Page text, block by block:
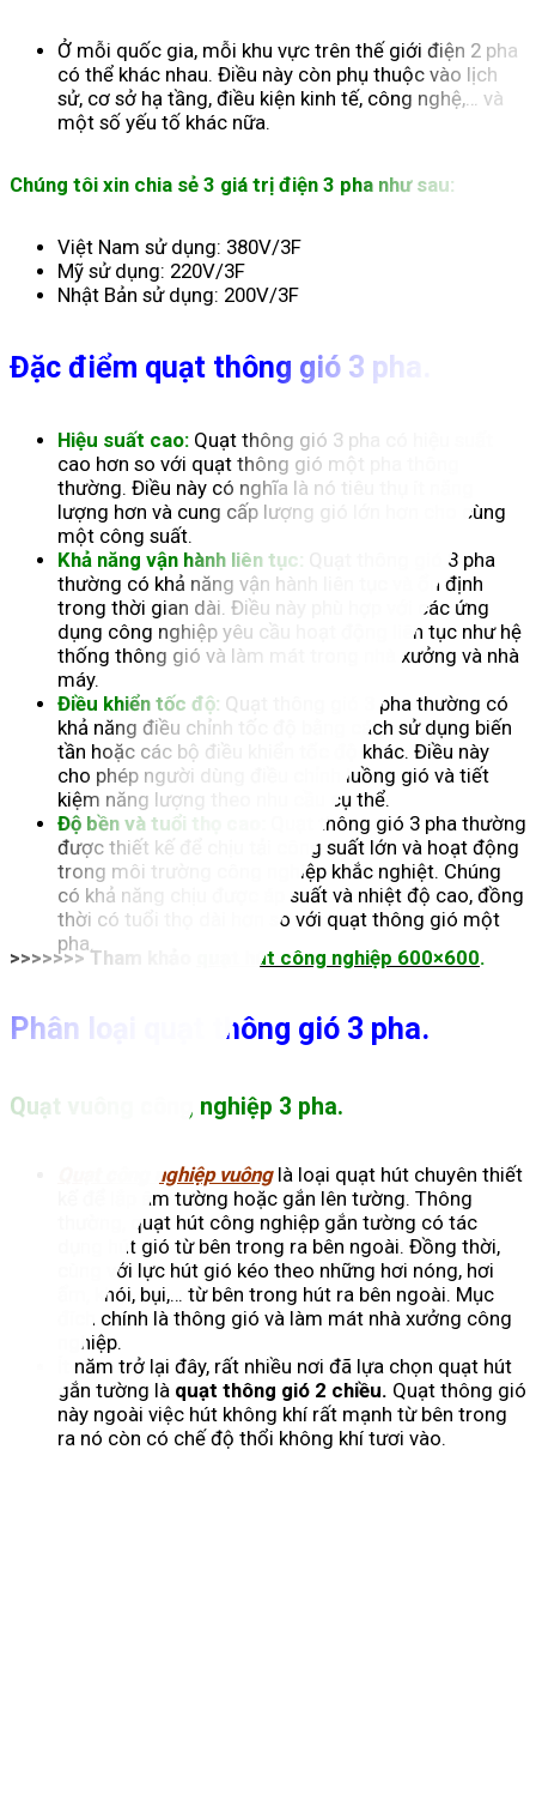
Ở mỗi quốc gia, mỗi khu vực trên thế giới điện 2 pha
có thể khác nhau. Điều này còn phụ thuộc vào lịch
sử, cơ sở hạ tầng, điều kiện kinh tế, công nghệ,… và
một số yếu tố khác nữa.
Chúng tôi xin chia sẻ 3 giá trị điện 3 pha như sau:
Việt Nam sử dụng: 380V/3F
Mỹ sử dụng: 220V/3F
Nhật Bản sử dụng: 200V/3F
Đặc điểm quạt thông gió 3 pha.
Hiệu suất cao: Quạt thông gió 3 pha có hiệu suất
cao hơn so với quạt thông gió một pha thông
thường. Điều này có nghĩa là nó tiêu thụ ít năng
lượng hơn và cung cấp lượng gió lớn hơn cho cùng
một công suất.
Khả năng vận hành liên tục: Quạt thông gió 3 pha
thường có khả năng vận hành liên tục và ổn định
trong thời gian dài. Điều này phù hợp với các ứng
dụng công nghiệp yêu cầu hoạt động liên tục như hệ
thống thông gió và làm mát trong nhà xưởng và nhà
máy.
Điều khiển tốc độ: Quạt thông gió 3 pha thường có
khả năng điều chỉnh tốc độ bằng cách sử dụng biến
tần hoặc các bộ điều khiển tốc độ khác. Điều này
cho phép người dùng điều chỉnh luồng gió và tiết
kiệm năng lượng theo nhu cầu cụ thể.
Độ bền và tuổi thọ cao:
Quạt thông gió 3 pha thường
được thiết kế để chịu tải công suất lớn và hoạt động
trong môi trường công nghiệp khắc nghiệt. Chúng
có khả năng chịu được áp suất và nhiệt độ cao, đồng
thời có tuổi thọ dài hơn so với quạt thông gió một
pha.
>>>>>>> Tham khảo quạt hút công nghiệp 600×600.
Phân loại quạt thông gió 3 pha.
Quạt vuông công nghiệp 3 pha.
Quạt công nghiệp vuông là loại quạt hút chuyên thiết
kế để lắp âm tường hoặc gắn lên tường. Thông
thường, quạt hút công nghiệp gắn tường có tác
dụng hút gió từ bên trong ra bên ngoài. Đồng thời,
cùng với lực hút gió kéo theo những hơi nóng, hơi
ẩm, khói, bụi,… từ bên trong hút ra bên ngoài. Mục
đích chính là thông gió và làm mát nhà xưởng công
nghiệp.
Ít năm trở lại đây, rất nhiều nơi đã lựa chọn quạt hút
gắn tường là quạt thông gió 2 chiều. Quạt thông gió
này ngoài việc hút không khí rất mạnh từ bên trong
ra nó còn có chế độ thổi không khí tươi vào.